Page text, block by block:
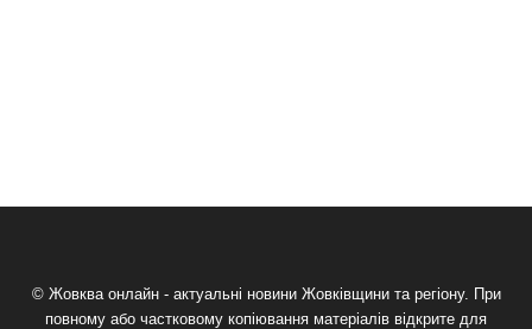
© Жовква онлайн - актуальні новини Жовківщини та регіону. При
повному або частковому копіювання матеріалів відкрите для